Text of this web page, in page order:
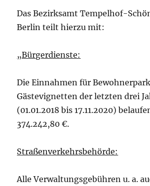
Das Bezirksamt Tempelhof-
Berlin teilt hierzu mit:
„Bürgerdienste:
Die Einnahmen für
Gästevignetten der letzten drei
(01.01.2018 bis 17.11.2020)
374.242,80 €.
Straßenverkehrsbehörde:
Alle Verwaltungsgebühren u. a.